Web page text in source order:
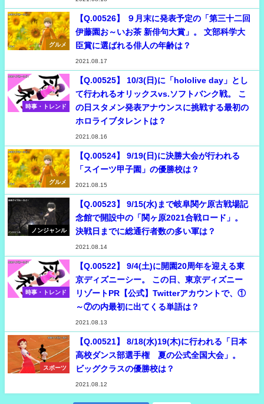
グルメ
【Q.00526】 ９月末に発表予定の「第三十二回
伊藤園お～いお茶 新俳句大賞」。 文部科学大
臣賞に選ばれる俳人の年齢は？
2021.08.17
時事・トレンド
【Q.00525】 10/3(日)に「hololive day」とし
て行われるオリックスvs.ソフトバンク戦。 こ
の日スタメン発表アナウンスに挑戦する最初の
ホロライブタレントは？
2021.08.16
グルメ
【Q.00524】 9/19(日)に決勝大会が行われる
「スイーツ甲子園」の優勝校は？
2021.08.15
ノンジャンル
【Q.00523】 9/15(水)まで岐阜関ケ原古戦場記
念館で開設中の「関ヶ原2021合戦ロード」。
決戦日までに総通行者数の多い軍は？
2021.08.14
時事・トレンド
【Q.00522】 9/4(土)に開園20周年を迎える東
京ディズニーシー。 この日、東京ディズニー
リゾートPR【公式】Twitterアカウントで、①
～⑦の内最初に出てくる単語は？
2021.08.13
スポーツ
【Q.00521】 8/18(水)19(木)に行われる「日本
高校ダンス部選手権 夏の公式全国大会」。
ビッグクラスの優勝校は？
2021.08.12